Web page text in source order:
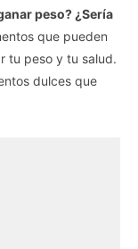
peso? ¿Sería
que pueden
tu peso y tu salud.
dulces que